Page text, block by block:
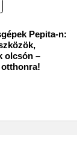
Pepita-n:
olcsón –